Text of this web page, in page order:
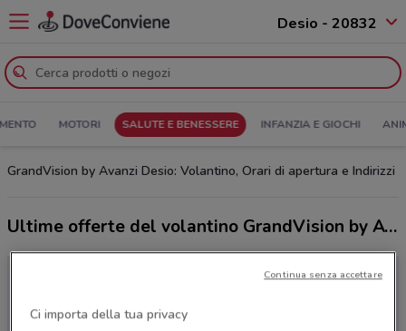
Desio - 20832
MOTORI SALUTE E BENESSERE INFANZIA E GIOCHI
GrandVision by Avanzi Desio: Volantino, Orari di apertura e Indirizzi
Ultime offerte del volantino GrandVision by Avanzi
Ci importa della tua privacy
Continua senza accettare